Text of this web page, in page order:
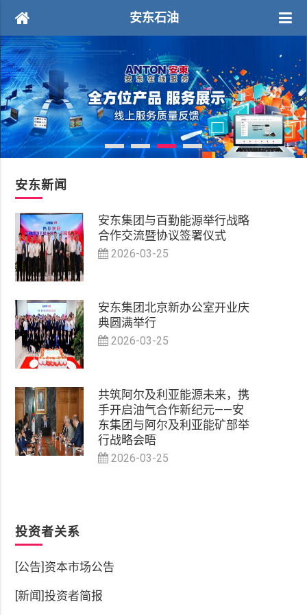
安东石油
安东新闻
安东集团与百勤能源举行战略
合作交流暨协议签署仪式
2026-03-25
安东集团北京新办公室开业庆
典圆满举行
2026-03-25
共筑阿尔及利亚能源未来，携
手开启油气合作新纪元——安
东集团与阿尔及利亚能矿部举
行战略会晤
2026-03-25
投资者关系
[公告]资本市场公告
[新闻]投资者简报